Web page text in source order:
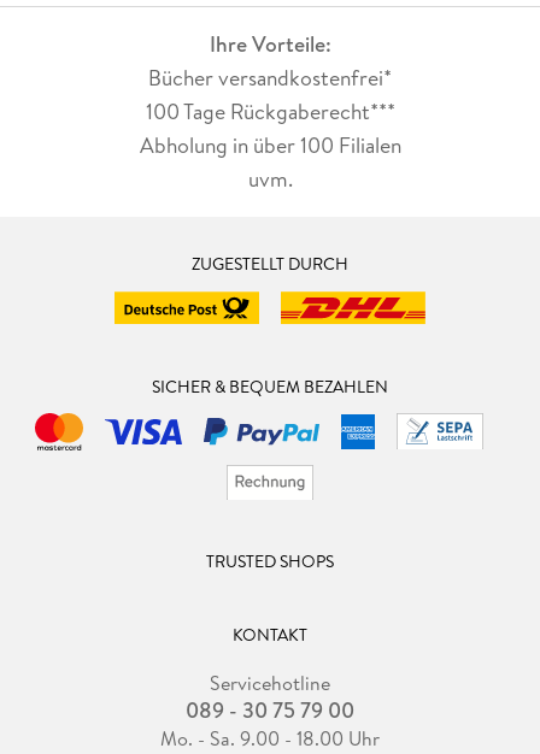
Ihre Vorteile:
Bücher versandkostenfrei*
100 Tage Rückgaberecht***
Abholung in über 100 Filialen
uvm.
ZUGESTELLT DURCH
SICHER & BEQUEM BEZAHLEN
TRUSTED SHOPS
KONTAKT
Servicehotline
089 - 30 75 79 00
Mo. - Sa. 9.00 - 18.00 Uhr